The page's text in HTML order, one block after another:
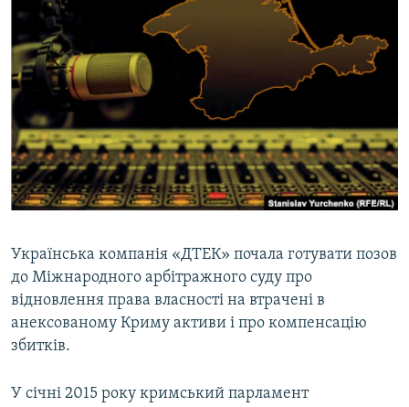
ВСЕ ЗА ДЕНЬ
СПЕЦПРОЕКТИ
ДЕПОРТАЦІЯ
ВІДЕОУРОКИ «ELIFBE»
СВІДЧЕННЯ ОКУПАЦІЇ
УКРАЇНСЬКА ПРОБЛЕМА КРИМУ
ІНФОГРАФІКА
ЯК ОБІЙТИ БЛОКУВАННЯ
Русский
Qırımtatar
ДОЛУЧАЙСЯ!
Усі сайти RFE/RL
Українська компанія «ДТЕК» почала готувати позов
до Міжнародного арбітражного суду про
відновлення права власності на втрачені в
анексованому Криму активи і про компенсацію
збитків.
У січні 2015 року кримський парламент